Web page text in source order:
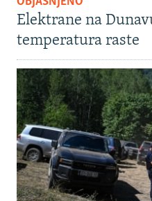
Elektrane na
temperatura raste